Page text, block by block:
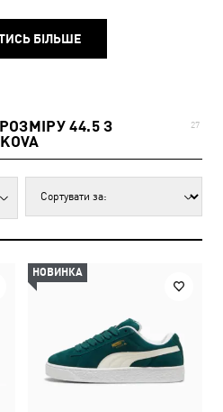
БІЛЬШЕ
44.5 З
27
НОВИНКА